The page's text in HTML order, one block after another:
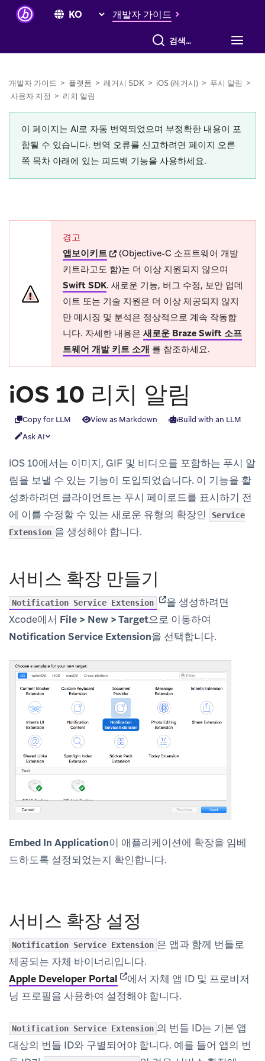
개발자 가이드
전체 검색
개발자 가이드 > 플랫폼 > 레거시 SDK > iOS (레거시) > 푸시 알림 >
사용자 지정 > 리치 알림
이 페이지는 AI로 자동 번역되었으며 부정확한 내용이 포
함될 수 있습니다. 번역 오류를 신고하려면 페이지 오른
쪽 목차 아래에 있는 피드백 기능을 사용하세요.
경고
앱보이키트(opens in new tab)
(Objective-C 소프트웨어 개발
키트라고도 함)는 더 이상 지원되지 않으며
Swift SDK. 새로운 기능, 버그 수정, 보안 업데
이트 또는 기술 지원은 더 이상 제공되지 않지
만 메시징 및 분석은 정상적으로 계속 작동합
니다. 자세한 내용은 새로운 Braze Swift 소프
트웨어 개발 키트 소개 를 참조하세요.
iOS 10 리치 알림
Copy for LLM View as Markdown
Build with an LLM
Ask AI
iOS 10에서는 이미지, GIF 및 비디오를 포함하는 푸시 알
림을 보낼 수 있는 기능이 도입되었습니다. 이 기능을 활
성화하려면 클라이언트는 푸시 페이로드를 표시하기 전
에 이를 수정할 수 있는 새로운 유형의 확장인
Service
Extension 을 생성해야 합니다.
서비스 확장 만들기
Notification Service Extension (opens in new tab)
을 생성하려면
Xcode에서 File > New > Target으로 이동하여
Notification Service Extension을 선택합니다.
Embed In Application이 애플리케이션에 확장을 임베
드하도록 설정되었는지 확인합니다.
서비스 확장 설정
Notification Service Extension 은 앱과 함께 번들로
제공되는 자체 바이너리입니다.
Apple Developer Portal (opens in new tab)
에서 자체 앱 ID 및 프로비저
닝 프로필을 사용하여 설정해야 합니다.
Notification Service Extension 의 번들 ID는 기본 앱
대상의 번들 ID와 구별되어야 합니다. 예를 들어 앱의 번